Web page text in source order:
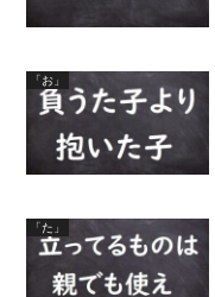
「お」
「た」